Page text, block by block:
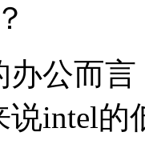
公而
intel的